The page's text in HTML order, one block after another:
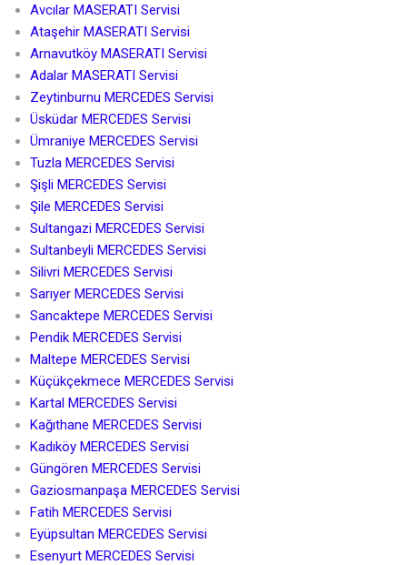
Avcılar MASERATI Servisi
Ataşehir MASERATI Servisi
Arnavutköy MASERATI Servisi
Adalar MASERATI Servisi
Zeytinburnu MERCEDES Servisi
Üsküdar MERCEDES Servisi
Ümraniye MERCEDES Servisi
Tuzla MERCEDES Servisi
Şişli MERCEDES Servisi
Şile MERCEDES Servisi
Sultangazi MERCEDES Servisi
Sultanbeyli MERCEDES Servisi
Silivri MERCEDES Servisi
Sarıyer MERCEDES Servisi
Sancaktepe MERCEDES Servisi
Pendik MERCEDES Servisi
Maltepe MERCEDES Servisi
Küçükçekmece MERCEDES Servisi
Kartal MERCEDES Servisi
Kağıthane MERCEDES Servisi
Kadıköy MERCEDES Servisi
Güngören MERCEDES Servisi
Gaziosmanpaşa MERCEDES Servisi
Fatih MERCEDES Servisi
Eyüpsultan MERCEDES Servisi
Esenyurt MERCEDES Servisi